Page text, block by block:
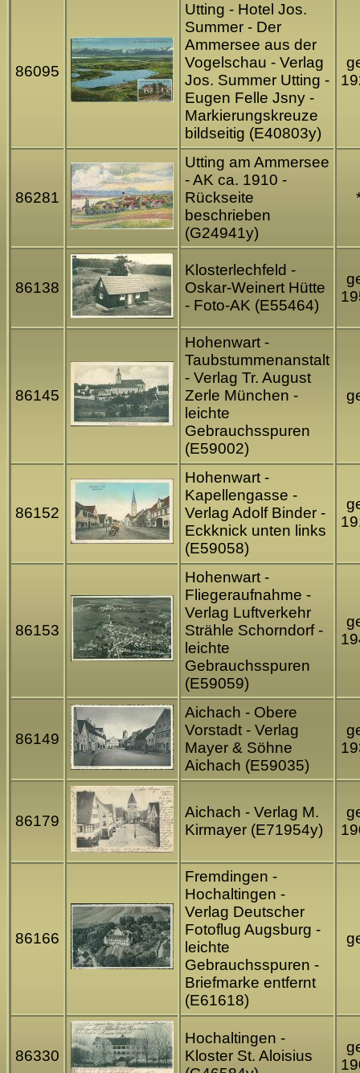
86095
Utting - Hotel Jos.
Summer - Der
Ammersee aus der
Vogelschau - Verlag
Jos. Summer Utting -
Eugen Felle Jsny -
Markierungskreuze
bildseitig (E40803y)
86281
Utting am Ammersee
- AK ca. 1910 -
Rückseite
beschrieben
(G24941y)
86138
Klosterlechfeld -
Oskar-Weinert Hütte
- Foto-AK (E55464)
86145
Hohenwart -
Taubstummenanstalt
- Verlag Tr. August
Zerle München -
leichte
Gebrauchsspuren
(E59002)
86152
Hohenwart -
Kapellengasse -
Verlag Adolf Binder -
Eckknick unten links
(E59058)
86153
Hohenwart -
Fliegeraufnahme -
Verlag Luftverkehr
Strähle Schorndorf -
leichte
Gebrauchsspuren
(E59059)
86149
Aichach - Obere
Vorstadt - Verlag
Mayer & Söhne
Aichach (E59035)
86179
Aichach - Verlag M.
Kirmayer (E71954y)
86166
Fremdingen -
Hochaltingen -
Verlag Deutscher
Fotoflug Augsburg -
leichte
Gebrauchsspuren -
Briefmarke entfernt
(E61618)
86330
Hochaltingen -
Kloster St. Aloisius